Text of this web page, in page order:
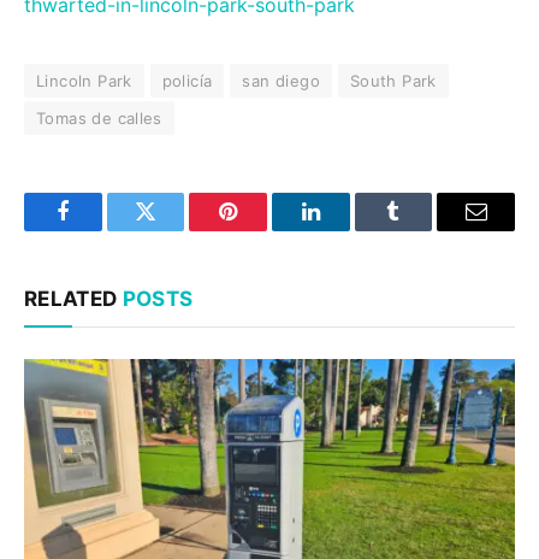
thwarted-in-lincoln-park-south-park
Lincoln Park policía san diego
South Park
Tomas de calles
FacebookTwitter Pinterest LinkedInTumblr Email
RELATED POSTS